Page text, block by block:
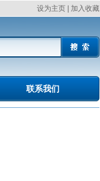
设为主页 加入收藏
联系我们